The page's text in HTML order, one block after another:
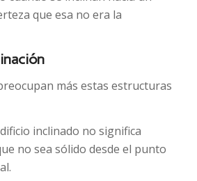
que esa no era la
más estas estructuras
inclinado no significa
no sea sólido desde el punto